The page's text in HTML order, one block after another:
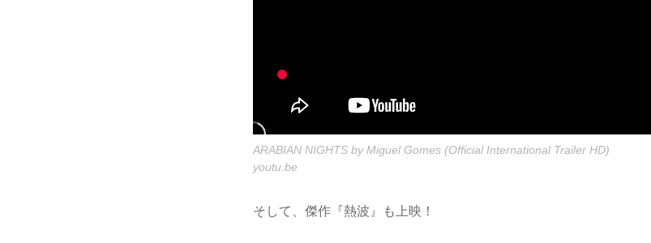
ARABIAN NIGHTS by Miguel Gomes (Official International Trailer HD)
youtu.be
そして、傑作『熱波』も上映！